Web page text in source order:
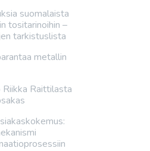
suomalaista
tositarinoihin –
tarkistuslista
metallin
Raittilasta